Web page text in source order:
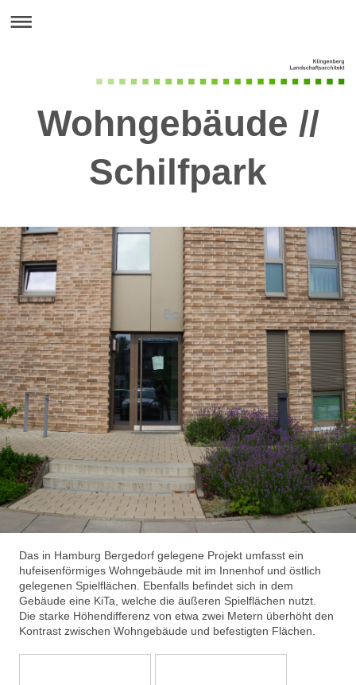
Wohngebäude //
Schilfpark
Das in Hamburg Bergedorf gelegene Projekt umfasst ein
hufeisenförmiges Wohngebäude mit im Innenhof und östlich
gelegenen Spielflächen. Ebenfalls befindet sich in dem
Gebäude eine KiTa, welche die äußeren Spielflächen nutzt.
Die starke Höhendifferenz von etwa zwei Metern überhöht den
Kontrast zwischen Wohngebäude und befestigten Flächen.